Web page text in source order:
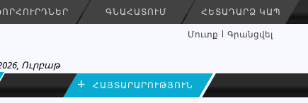
ԳՆԱՀԱՏՈՒՄ ՀԵՏԱԴԱՐՁ ԿԱՊ
Մուտք Գրանցվել
Ուրբաթ
+ ՀԱՅՏԱՐԱՐՈՒԹՅՈՒՆ